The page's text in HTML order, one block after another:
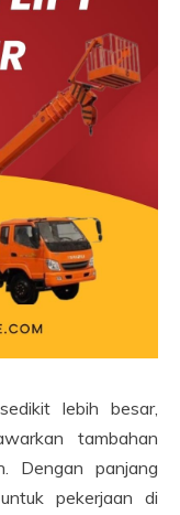
lebih besar,
tambahan
Dengan panjang
pekerjaan di